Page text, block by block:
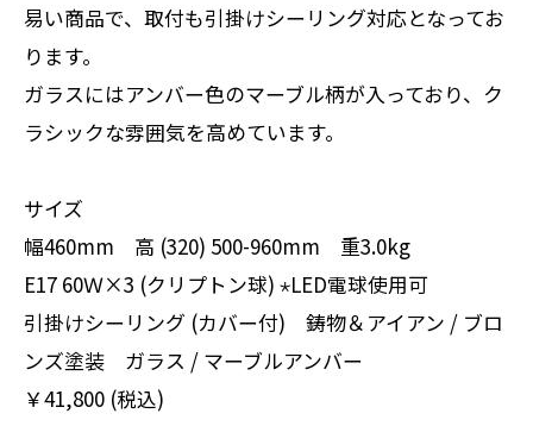
易い商品で、取付も引掛けシーリング対応となってお
ります。
ガラスにはアンバー色のマーブル柄が入っており、ク
ラシックな雰囲気を高めています。
サイズ
幅460mm 高 (320) 500-960mm 重3.0kg
E17 60Ｗ×3 (クリプトン球) ⋆LED電球使用可
引掛けシーリング (カバー付) 鋳物＆アイアン / ブロ
ンズ塗装 ガラス / マーブルアンバー
￥41,800 (税込)